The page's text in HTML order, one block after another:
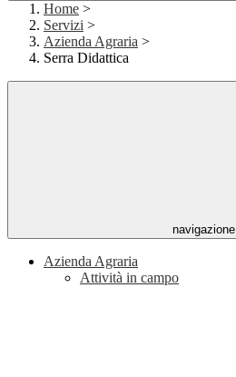
Home >
Servizi >
Azienda Agraria >
Serra Didattica
navigazione
Azienda Agraria
Attività in campo